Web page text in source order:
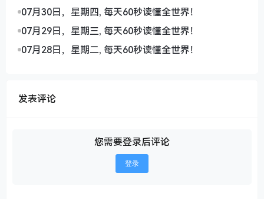
07月30日，星期四, 每天60秒读懂全世界！
07月29日，星期三, 每天60秒读懂全世界！
07月28日，星期二, 每天60秒读懂全世界！
发表评论
您需要登录后评论
登录